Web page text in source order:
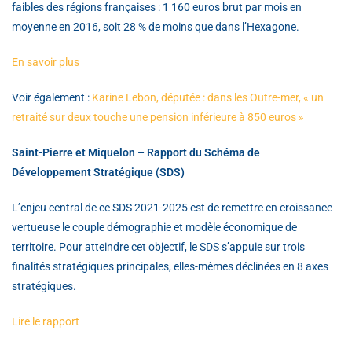
faibles des régions françaises : 1 160 euros brut par mois en
moyenne en 2016, soit 28 % de moins que dans l’Hexagone.
En savoir plus
Voir également : Karine Lebon, députée : dans les Outre-mer, « un
retraité sur deux touche une pension inférieure à 850 euros »
Saint-Pierre et Miquelon – Rapport du Schéma de
Développement Stratégique (SDS)
L’enjeu central de ce SDS 2021-2025 est de remettre en croissance
vertueuse le couple démographie et modèle économique de
territoire. Pour atteindre cet objectif, le SDS s’appuie sur trois
finalités stratégiques principales, elles-mêmes déclinées en 8 axes
stratégiques.
Lire le rapport